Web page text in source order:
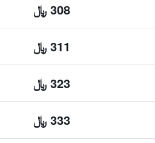
308 ﷼
311 ﷼
323 ﷼
333 ﷼